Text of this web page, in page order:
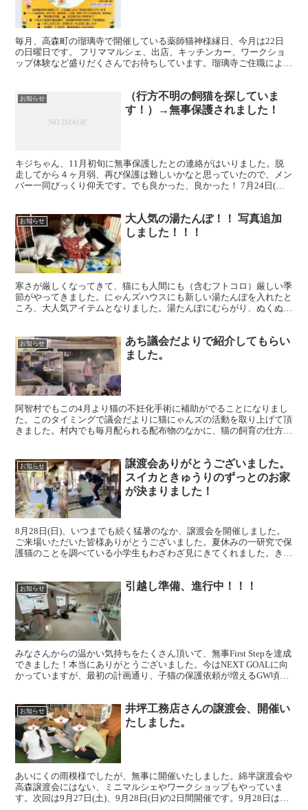
毎月、高森町の瑠璃寺で開催している薬師猫神様縁日、今月は22日
の日曜日です。 フリママルシェ、出店、キッチンカー、ワークショ
ップ体験など盛りだくさんでお待ちしています。瑠璃寺ご住職による
お知らせ
（行方不明の飼猫を探していま
す！）→無事保護されました！
キジちゃん、11月初旬に無事保護したとの連絡がはいりました。脱
走してから４ヶ月弱、再び保護は難しいかなと思っていたので、メン
バー一同びっくり仰天です。でも良かった、良かった！ 7月24日(日)
お知らせ
大人気の湯たんぽ！！ 写真追加
しました！！！
寒さが厳しくなってきて、猫にも人間にも（含むフトコロ）厳しい季
節がやってきました。にゃんズハウスにも新しい湯たんぽを入れたと
ころ、大人気アイテムとなりました。湯たんぽにむらがり、ぬくぬく
お知らせ
あち議会だよりで紹介してもらい
ました。
阿智村でもこの4月より猫の不妊化手術に補助がでることになりまし
た。このタイミングで議会だよりに猫にゃんズの活動を取り上げて頂
きました。村内でも毎月配られる配布物のなかに、猫の飼育の仕方
お知らせ
譲渡会ありがとうございました。
スイカときゅうりのずっとのお家
が決まりました！
8月28日(日)、いつまでも続く猛暑のなか、譲渡会を開催しました。
ご来場いただいた皆様ありがとうございました。夏休みの一研究で保
護猫のことを調べている小学生もわざわざ見にきてくれました。きっ
お知らせ 引越し準備、進行中！！！
みなさんからの温かい気持ちをたくさん頂いて、無事First Stepを達成
できました！本当にありがとうございました。今はNEXT GOALに向
かっていますが、最初の計画通り、子猫の保護依頼が増えるGW頃を
お知らせ
井坪工務店さんの譲渡会、開催い
たしました。
あいにくの雨模様でしたが、無事に開催いたしました。綿半譲渡会や
高森譲渡会にはない、ミニマルシェやワークショップもやっていま
す。次回は9月27日(土)、9月28日(日)の2日間開催です。9月28日は綿